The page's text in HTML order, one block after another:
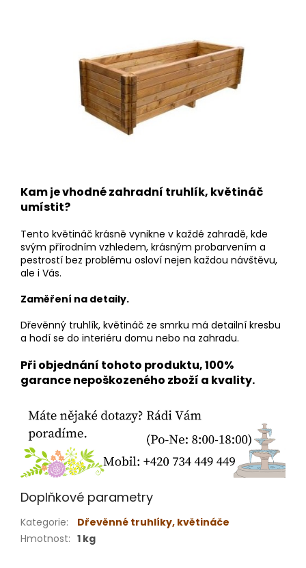
Kam je vhodné zahradní truhlík, květináč
umístit?
Tento květináč krásně vynikne v každé zahradě, kde
svým přírodním vzhledem, krásným probarvením a
pestrostí bez problému osloví nejen každou návštěvu,
ale i Vás.
Zaměření na detaily.
Dřevěnný truhlík, květináč ze smrku má detailní kresbu
a hodí se do interiéru domu nebo na zahradu.
Při objednání tohoto produktu, 100%
garance nepoškozeného zboží a kvality.
Doplňkové parametry
Kategorie:
Dřevěnné truhlíky, květináče
Hmotnost: 1 kg